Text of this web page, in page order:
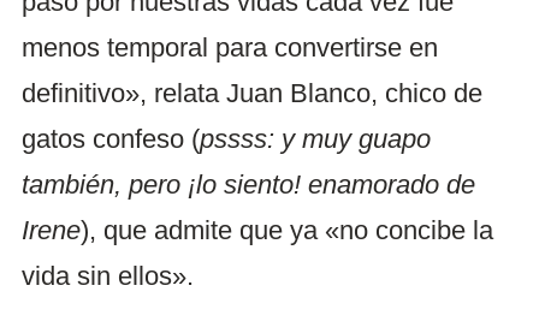
menos temporal para convertirse en
definitivo», relata Juan Blanco, chico de
gatos confeso (pssss: y muy guapo
también, pero ¡lo siento! enamorado de
Irene), que admite que ya «no concibe la
vida sin ellos».